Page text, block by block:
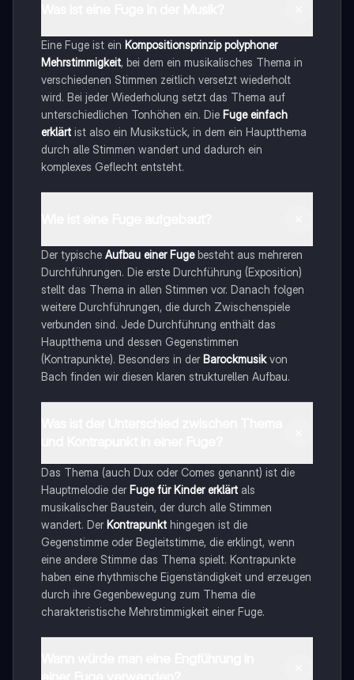
Eine Fuge ist ein Kompositionsprinzip polyphoner
Mehrstimmigkeit, bei dem ein musikalisches Thema in
verschiedenen Stimmen zeitlich versetzt wiederholt
wird. Bei jeder Wiederholung setzt das Thema auf
unterschiedlichen Tonhöhen ein. Die Fuge einfach
erklärtist also ein Musikstück, in dem ein Hauptthema
durch alle Stimmen wandert und dadurch ein
komplexes Geflecht entsteht.
Der typische Aufbau einer Fugebesteht aus mehreren
Durchführungen. Die erste Durchführung (Exposition)
stellt das Thema in allen Stimmen vor. Danach folgen
weitere Durchführungen, die durch Zwischenspiele
verbunden sind. Jede Durchführung enthält das
Hauptthema und dessen Gegenstimmen
(Kontrapunkte). Besonders in der Barockmusikvon
Bach finden wir diesen klaren strukturellen Aufbau.
Das Thema (auch Dux oder Comes genannt) ist die
Hauptmelodie der Fuge für Kinder erklärtals
musikalischer Baustein, der durch alle Stimmen
wandert. Der Kontrapunkthingegen ist die
Gegenstimme oder Begleitstimme, die erklingt, wenn
eine andere Stimme das Thema spielt. Kontrapunkte
haben eine rhythmische Eigenständigkeit und erzeugen
durch ihre Gegenbewegung zum Thema die
charakteristische Mehrstimmigkeit einer Fuge.